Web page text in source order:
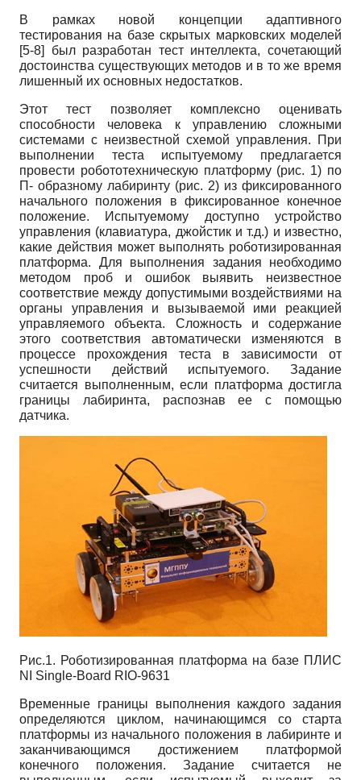
В рамках новой концепции адаптивного
тестирования на базе скрытых марковских моделей
[5-8] был разработан тест интеллекта, сочетающий
достоинства существующих методов и в то же время
лишенный их основных недостатков.
Этот тест позволяет комплексно оценивать
способности человека к управлению сложными
системами с неизвестной схемой управления. При
выполнении теста испытуемому предлагается
провести робототехническую платформу (рис. 1) по
П- образному лабиринту (рис. 2) из фиксированного
начального положения в фиксированное конечное
положение. Испытуемому доступно устройство
управления (клавиатура, джойстик и т.д.) и известно,
какие действия может выполнять роботизированная
платформа. Для выполнения задания необходимо
методом проб и ошибок выявить неизвестное
соответствие между допустимыми воздействиями на
органы управления и вызываемой ими реакцией
управляемого объекта. Сложность и содержание
этого соответствия автоматически изменяются в
процессе прохождения теста в зависимости от
успешности действий испытуемого. Задание
считается выполненным, если платформа достигла
границы лабиринта, распознав ее с помощью
датчика.
Рис.1. Роботизированная платформа на базе ПЛИС
NI Single-Board RIO-9631
Временные границы выполнения каждого задания
определяются циклом, начинающимся со старта
платформы из начального положения в лабиринте и
заканчивающимся достижением платформой
конечного положения. Задание считается не